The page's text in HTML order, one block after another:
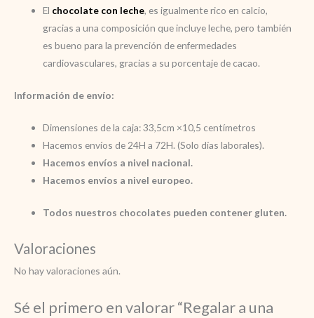
El chocolate con leche, es igualmente rico en calcio,
gracias a una composición que incluye leche, pero también
es bueno para la prevención de enfermedades
cardiovasculares, gracias a su porcentaje de cacao.
Información de envío:
Dimensiones de la caja: 33,5cm ×10,5 centímetros
Hacemos envíos de 24H a 72H. (Solo días laborales).
Hacemos envíos a nivel nacional.
Hacemos envíos a nivel europeo.
Todos nuestros chocolates pueden contener gluten.
Valoraciones
No hay valoraciones aún.
Sé el primero en valorar “Regalar a una